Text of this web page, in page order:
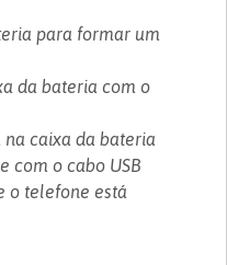
para formar um
da bateria com o
caixa da bateria
com o cabo USB
o telefone está